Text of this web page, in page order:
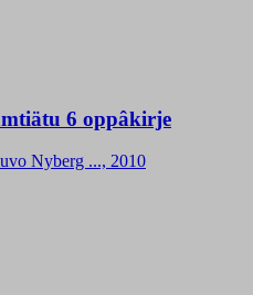
6 oppâkirje
Nyberg ..., 2010